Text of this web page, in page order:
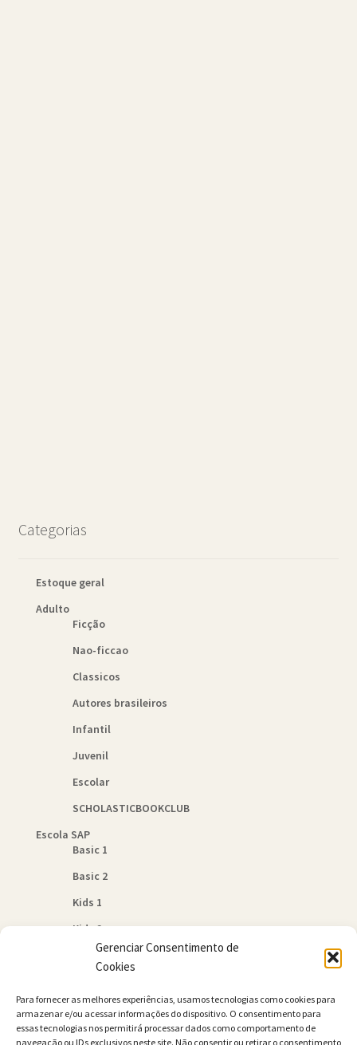
Gerenciar Consentimento de
Cookies
Para fornecer as melhores experiências, usamos tecnologias como cookies para
armazenar e/ou acessar informações do dispositivo. O consentimento para
essas tecnologias nos permitirá processar dados como comportamento de
navegação ou IDs exclusivos neste site. Não consentir ou retirar o consentimento
Categorias
Estoque geral
Adulto
Ficção
Nao-ficcao
Classicos
Autores brasileiros
Infantil
Juvenil
Escolar
SCHOLASTICBOOKCLUB
Escola SAP
Basic 1
Basic 2
Kids 1
Kids 2
Quem Somos
Contato